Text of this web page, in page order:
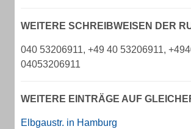
WEITERE SCHREIBWEISEN DER
040 53206911, +49 40 53206911,
04053206911
WEITERE EINTRÄGE AUF
Elbgaustr. in Hamburg